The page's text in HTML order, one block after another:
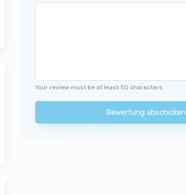
Your review must be at least 50 characters.
Bewertung abschicken